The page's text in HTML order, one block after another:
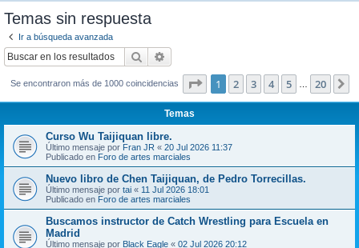
Temas sin respuesta
Ir a búsqueda avanzada
Buscar
Se encontraron más de 1000 coincidencias Página de 20
1 2 3 4 5 20
Temas
Curso Wu Taijiquan libre.
Último mensaje por Fran JR « 20 Jul 2026 11:37
Publicado en Foro de artes marciales
Nuevo libro de Chen Taijiquan, de Pedro Torrecillas.
Último mensaje por tai « 11 Jul 2026 18:01
Publicado en Foro de artes marciales
Buscamos instructor de Catch Wrestling para Escuela en
Madrid
Último mensaje por Black Eagle « 02 Jul 2026 20:12